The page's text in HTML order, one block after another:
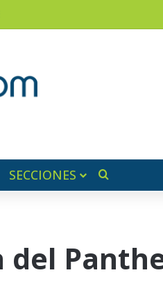
lateral
SECCIONES
del